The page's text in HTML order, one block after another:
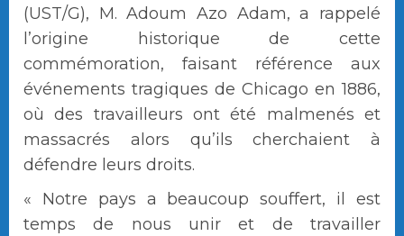
(UST/G), M. Adoum Azo Adam, a rappelé
l’origine historique de cette
commémoration, faisant référence aux
événements tragiques de Chicago en 1886,
où des travailleurs ont été malmenés et
massacrés alors qu’ils cherchaient à
défendre leurs droits.
« Notre pays a beaucoup souffert, il est
temps de nous unir et de travailler